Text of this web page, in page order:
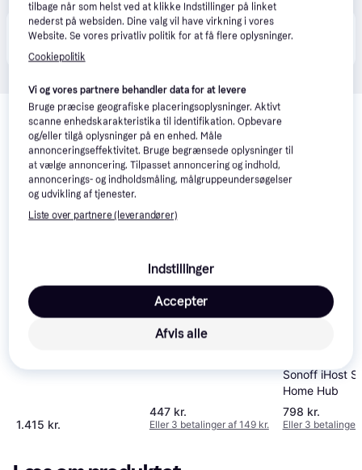
Produktet fås også hos 1 butik , som ikke er betalende
Relaterede produkter
Se vores forslag til andre produkter, der matcher dine
interesser. Vis alle
Aqara Panel Hub S1
Plus White
1.415 kr.
MotionBlinds WiFi
447 kr.
Eller 3 betalinger af 149 kr.
Sonoff iHost
Home Hub
798 kr.
Eller 3 betalinger
tilbage når som helst ved at klikke Indstillinger på linket
nederst på websiden. Dine valg vil have virkning i vores
Website. Se vores privatliv politik for at få flere oplysninger.
Cookiepolitik
Vi og vores partnere behandler data for at levere
Bruge præcise geografiske placeringsoplysninger. Aktivt
scanne enhedskarakteristika til identifikation. Opbevare
og/eller tilgå oplysninger på en enhed. Måle
annonceringseffektivitet. Bruge begrænsede oplysninger til
at vælge annoncering. Tilpasset annoncering og indhold,
annoncerings- og indholdsmåling, målgruppeundersøgelser
og udvikling af tjenester.
Liste over partnere (leverandører)
Indstillinger
Afvis alle
Accepter